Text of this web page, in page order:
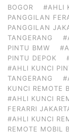
BOGOR
#AHLI
PANGGILAN
PANGGILAN
TANGERANG
PINTU BMW
PINTU DEPOK
#AHLI KUNCI
TANGERANG
KUNCI REMOTE
#AHLI KUNCI
FERARRI
#AHLI KUNCI
REMOTE MOBIL